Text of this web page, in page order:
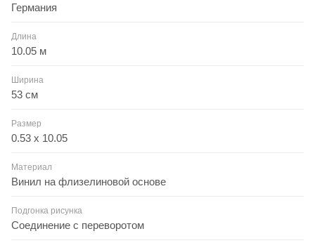
Германия
Длина
10.05 м
Ширина
53 см
Размер
0.53 x 10.05
Материал
Винил на флизелиновой основе
Подгонка рисунка
Соединение с переворотом